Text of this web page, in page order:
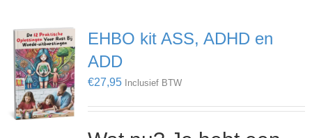
EHBO kit ASS, ADHD en
ADD
€27,95 Inclusief BTW